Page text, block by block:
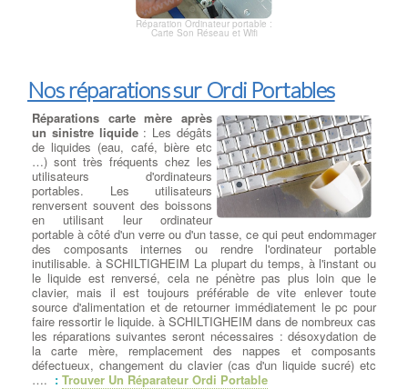
Réparation Ordinateur portable :
Carte Son Réseau et Wifi
Nos réparations sur Ordi Portables
Réparations carte mère après
un sinistre liquide: Les dégâts
de liquides (eau, café, bière etc
…) sont très fréquents chez les
utilisateurs d'ordinateurs
portables. Les utilisateurs
renversent souvent des boissons
en utilisant leur ordinateur
portable à côté d'un verre ou d'un tasse, ce qui peut endommager
des composants internes ou rendre l'ordinateur portable
inutilisable. à SCHILTIGHEIM La plupart du temps, à l'instant ou
le liquide est renversé, cela ne pénètre pas plus loin que le
clavier, mais il est toujours préférable de vite enlever toute
source d'alimentation et de retourner immédiatement le pc pour
faire ressortir le liquide. à SCHILTIGHEIM dans de nombreux cas
les réparations suivantes seront nécessaires : désoxydation de
la carte mère, remplacement des nappes et composants
défectueux, changement du clavier (cas d'un liquide sucré) etc
…. : Trouver Un Réparateur Ordi Portable